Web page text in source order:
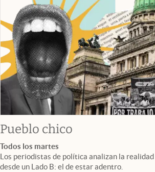
Pueblo chico
Todos los martes
Los periodistas de política analizan la
desde un Lado B: el de estar adentro.